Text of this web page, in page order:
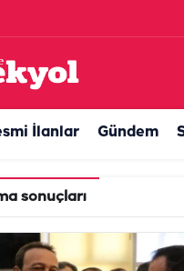
İlanlar Gündem
sonuçları